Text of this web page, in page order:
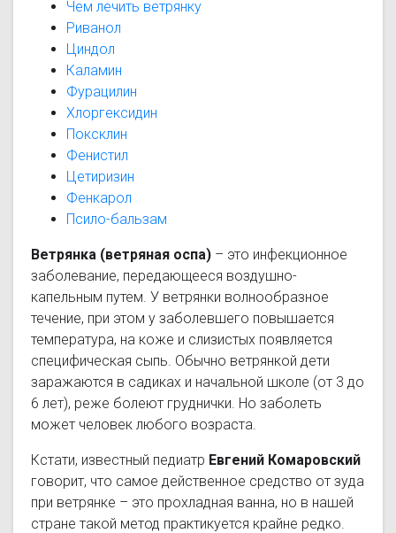
Чем лечить ветрянку
Риванол
Циндол
Каламин
Фурацилин
Хлоргексидин
Поксклин
Фенистил
Цетиризин
Фенкарол
Псило-бальзам
Ветрянка (ветряная оспа) – это инфекционное
заболевание, передающееся воздушно-
капельным путем. У ветрянки волнообразное
течение, при этом у заболевшего повышается
температура, на коже и слизистых появляется
специфическая сыпь. Обычно ветрянкой дети
заражаются в садиках и начальной школе (от 3 до
6 лет), реже болеют груднички. Но заболеть
может человек любого возраста.
Кстати, известный педиатр Евгений Комаровский
говорит, что самое действенное средство от зуда
при ветрянке – это прохладная ванна, но в нашей
стране такой метод практикуется крайне редко.